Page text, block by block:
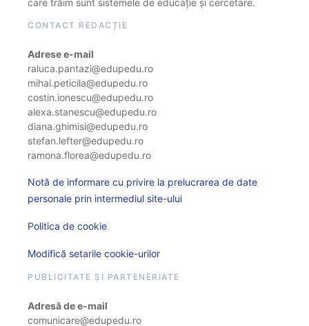
CONTACT REDACȚIE
Adrese e-mail
raluca.pantazi@edupedu.ro
mihai.peticila@edupedu.ro
costin.ionescu@edupedu.ro
alexa.stanescu@edupedu.ro
diana.ghimisi@edupedu.ro
stefan.lefter@edupedu.ro
ramona.florea@edupedu.ro
Notă de informare cu privire la prelucrarea de date
personale prin intermediul site-ului
Politica de cookie
Modifică setarile cookie-urilor
PUBLICITATE ȘI PARTENERIATE
Adresă de e-mail
comunicare@edupedu.ro